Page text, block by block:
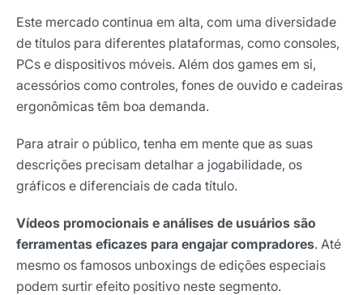
Este mercado continua em alta, com uma diversidade
de títulos para diferentes plataformas, como consoles,
PCs e dispositivos móveis. Além dos games em si,
acessórios como controles, fones de ouvido e cadeiras
ergonômicas têm boa demanda.
Para atrair o público, tenha em mente que as suas
descrições precisam detalhar a jogabilidade, os
gráficos e diferenciais de cada título.
Vídeos promocionais e análises de usuários são
ferramentas eficazes para engajar compradores. Até
mesmo os famosos unboxings de edições especiais
podem surtir efeito positivo neste segmento.